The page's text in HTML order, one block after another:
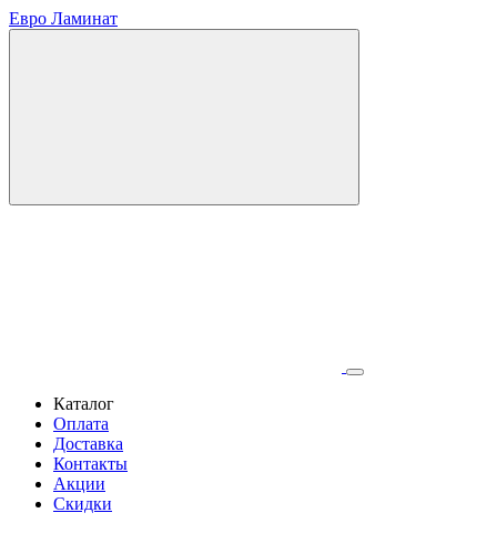
Евро Ламинат
Каталог
Оплата
Доставка
Контакты
Акции
Скидки